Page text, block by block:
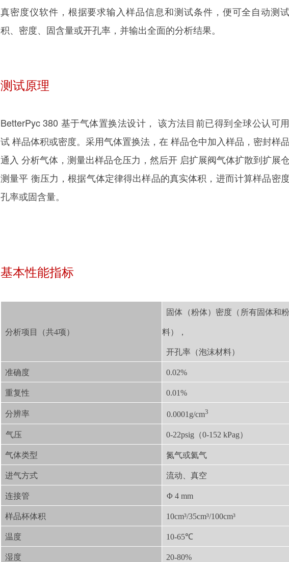
真密度仪软件，根据要求输入样品信息和测试条件，便可全自动测
积、密度、固含量或开孔率，并输出全面的分析结果。
测试原理
BetterPyc 380 基于气体置换法设计， 该方法目前已得到全球公认可
试 样品体积或密度。采用气体置换法，在 样品仓中加入样品，密封样
通入 分析气体，测量出样品仓压力，然后开 启扩展阀气体扩散到扩展仓
测量平 衡压力，根据气体定律得出样品的真实体积，进而计算样品密
孔率或固含量。
基本性能指标
分析项目（共4项）
固体（粉体）密度（所有固体和
料），
开孔率（泡沫材料）
准确度 0.02%
重复性 0.01%
分辨率 0.0001g/cm3
气压 0-22psig（0-152 kPag）
气体类型 氮气或氦气
进气方式 流动、真空
连接管 Φ 4 mm
样品杯体积 10cm³/35cm³/100cm³
温度 10-65℃
湿度 20-80%